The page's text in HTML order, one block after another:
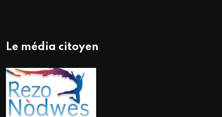
Le média citoyen